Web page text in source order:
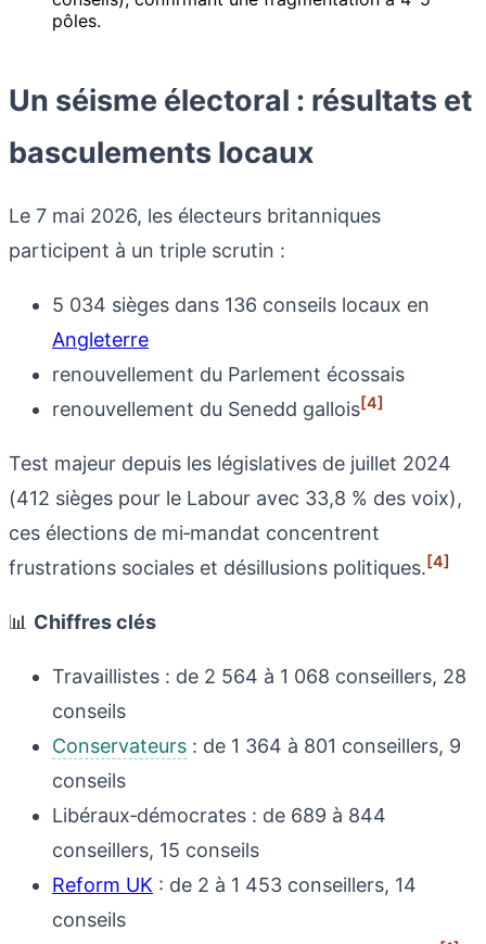
pôles.
Un séisme électoral : résultats et
basculements locaux
Le 7 mai 2026, les électeurs britanniques
participent à un triple scrutin :
5 034 sièges dans 136 conseils locaux en
Angleterre
renouvellement du Parlement écossais
renouvellement du Senedd gallois[4]
Test majeur depuis les législatives de juillet 2024
(412 sièges pour le Labour avec 33,8 % des voix),
ces élections de mi‑mandat concentrent
frustrations sociales et désillusions politiques.[4]
📊 Chiffres clés
Travaillistes : de 2 564 à 1 068 conseillers, 28
conseils
Conservateurs : de 1 364 à 801 conseillers, 9
conseils
Libéraux‑démocrates : de 689 à 844
conseillers, 15 conseils
Reform UK : de 2 à 1 453 conseillers, 14
conseils